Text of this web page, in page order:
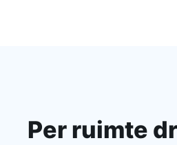
Per ruimte